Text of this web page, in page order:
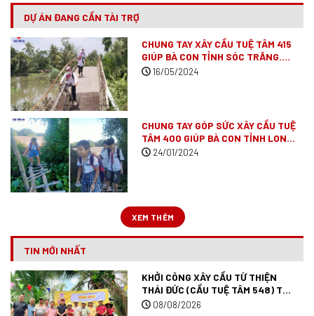
DỰ ÁN ĐANG CẦN TÀI TRỢ
CHUNG TAY XÂY CẦU TUỆ TÂM 415
GIÚP BÀ CON TỈNH SÓC TRĂNG.
(ĐÃ VẬN ĐỘNG XONG)
16/05/2024
CHUNG TAY GÓP SỨC XÂY CẦU TUỆ
TÂM 400 GIÚP BÀ CON TỈNH LONG
AN(ĐÃ VẬN ĐỘNG XONG)
24/01/2024
XEM THÊM
TIN MỚI NHẤT
KHỞI CÔNG XÂY CẦU TỪ THIỆN
THÁI ĐỨC (CẦU TUỆ TÂM 548) TẠI
ĐỒNG THÁP.
08/08/2026